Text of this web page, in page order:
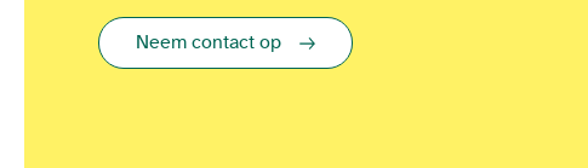
Neem contact op